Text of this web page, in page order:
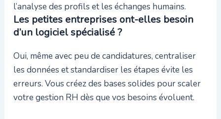
l’analyse des profils et les échanges humains.
Les petites entreprises ont-elles besoin
d’un logiciel spécialisé ?
Oui, même avec peu de candidatures, centraliser
les données et standardiser les étapes évite les
erreurs. Vous créez des bases solides pour scaler
votre gestion RH dès que vos besoins évoluent.